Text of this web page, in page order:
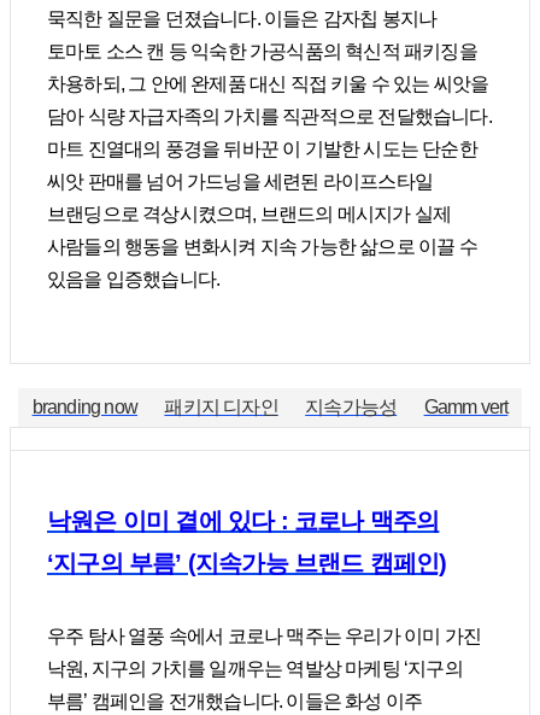
묵직한 질문을 던졌습니다. 이들은 감자칩 봉지나
토마토 소스 캔 등 익숙한 가공식품의 혁신적 패키징을
차용하되, 그 안에 완제품 대신 직접 키울 수 있는 씨앗을
담아 식량 자급자족의 가치를 직관적으로 전달했습니다.
마트 진열대의 풍경을 뒤바꾼 이 기발한 시도는 단순한
씨앗 판매를 넘어 가드닝을 세련된 라이프스타일
브랜딩으로 격상시켰으며, 브랜드의 메시지가 실제
사람들의 행동을 변화시켜 지속 가능한 삶으로 이끌 수
있음을 입증했습니다.
branding now 패키지 디자인 지속가능성 Gamm vert
낙원은 이미 곁에 있다 : 코로나 맥주의
‘지구의 부름’ (지속가능 브랜드 캠페인)
우주 탐사 열풍 속에서 코로나 맥주는 우리가 이미 가진
낙원, 지구의 가치를 일깨우는 역발상 마케팅 ‘지구의
부름’ 캠페인을 전개했습니다. 이들은 화성 이주